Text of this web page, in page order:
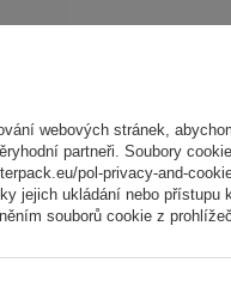
webových stránek,
partneři. Soubory
pol-privacy-and-
jejich ukládání nebo přístupu
souborů cookie z